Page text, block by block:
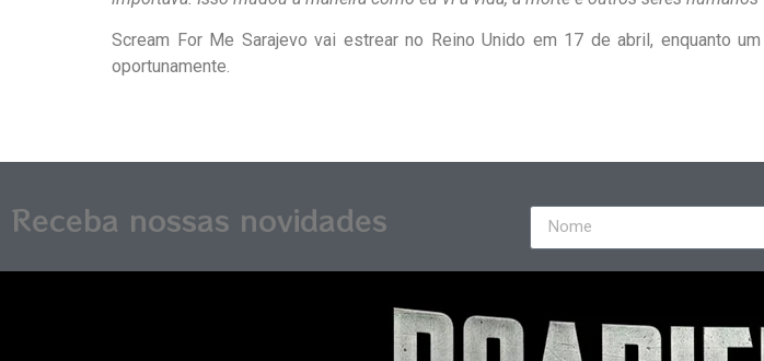
Scream For Me Sarajevo vai estrear no Reino Unido em 17 de abril, enquanto
oportunamente.
Receba nossas novidades